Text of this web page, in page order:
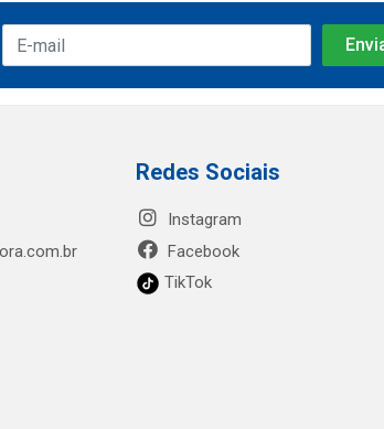
Redes Sociais
Instagram
Facebook
TikTok